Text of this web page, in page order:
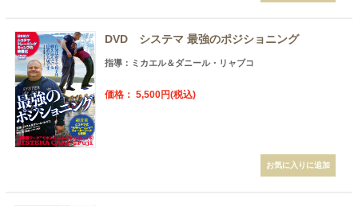
DVD システマ 最強のポジショニング
指導：ミカエル＆ダニール・リャブコ
価格： 5,500円(税込)